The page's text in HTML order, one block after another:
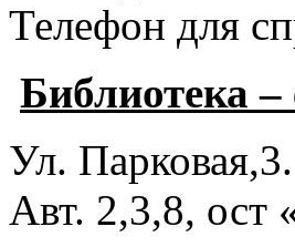
Телефон для
Библиотека
Ул. Парковая,3.
Авт. 2,3,8,